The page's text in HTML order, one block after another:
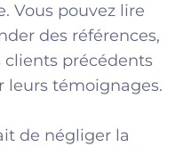
Vous pouvez lire
des références,
précédents
leurs témoignages.
de négliger la